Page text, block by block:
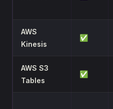
AWS
Kinesis
✅
AWS S3
Tables
✅